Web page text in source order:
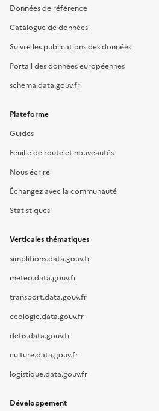
Données de référence
Catalogue de données
Suivre les publications des données
Portail des données européennes
schema.data.gouv.fr
Plateforme
Guides
Feuille de route et nouveautés
Nous écrire
Échangez avec la communauté
Statistiques
Verticales thématiques
simplifions.data.gouv.fr
meteo.data.gouv.fr
transport.data.gouv.fr
ecologie.data.gouv.fr
defis.data.gouv.fr
culture.data.gouv.fr
logistique.data.gouv.fr
Développement